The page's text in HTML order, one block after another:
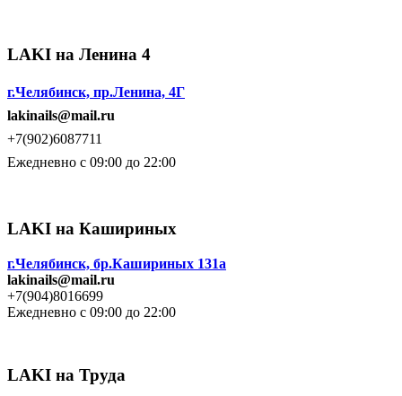
LAKI на Ленина 4
г.Челябинск, пр.Ленина, 4Г
lakinails@mail.ru
+7(902)6087711
Ежедневно с 09:00 до 22:00
LAKI на Кашириных
г.Челябинск, бр.Кашириных 131а
lakinails@mail.ru
+7(904)8016699
Ежедневно с 09:00 до 22:00
LAKI на Труда